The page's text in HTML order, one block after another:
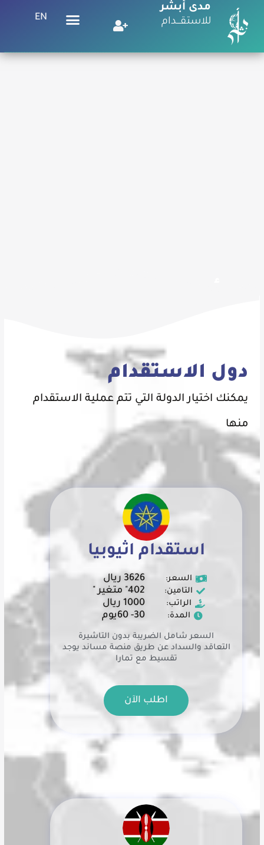
مدى أبشر
للاستقـــدام EN
بمعايير دولية ومهنية عاليه
دول الاستقدام
يمكنك اختيار الدولة التي تتم عملية الاستقدام
منها
استقدام اثيوبيا
السعر:
التامين:
الراتب:
المدة:
3626 ريال
402" متغير "
1000 ريال
30- 60يوم
السعر شامل الضريبة بدون التاشيرة
التعاقد والسداد عن طريق منصة مساند يوجد
تقسيط مع تمارا
اطلب الآن